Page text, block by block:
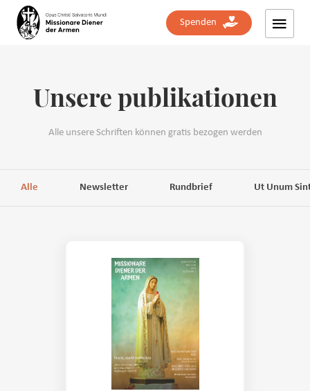
Spenden
Unsere publikationen
Alle unsere Schriften können gratis bezogen werden
Alle Newsletter Rundbrief Ut Unum
Nachnamen
E-Mail
Ich bin damit einverstanden, dass meine Daten in Übereinstimmung mit
den Datenschutzgesetzen weitergegeben werden.